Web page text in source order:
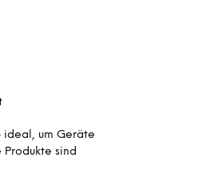
ideal, um Geräte
Produkte sind